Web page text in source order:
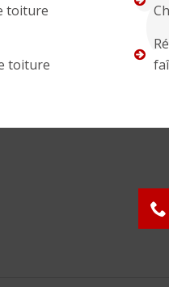
toiture
toiture